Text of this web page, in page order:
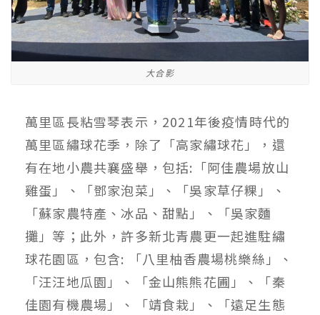
大合影
萬里區長粘雪琴表示，2021年後疫情時代的
萬里區繡球花季，除了「高家繡球花」，還
有在地小農共襄盛舉，包括:「阿佳農場放山
雞蛋」、「鄧家泡菜」、「吳家草仔粿」、
「蘇家農特產、冰品、甜點」、「吳家麵
攤」等；此外，許多新北青農更一起進駐繡
球花園區，包含: 「八里柚香農場桃樂絲」、
「汪汪地瓜園」、「金山熊熊花圃」、「秦
佳園有機農場」、「靖食栽」、「遠足生態